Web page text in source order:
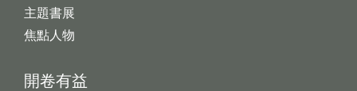
開卷有益
主題書展
焦點人物